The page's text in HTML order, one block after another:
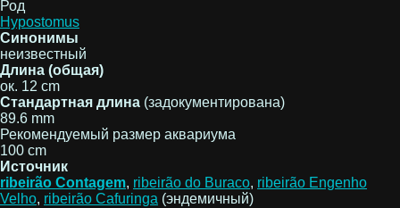
Род
Hypostomus
Синонимы
неизвестный
Длина (общая)
ок. 12 cm
Стандартная длина (задокументирована)
89.6 mm
Рекомендуемый размер аквариума
100 cm
Источник
ribeirão Contagem, ribeirão do Buraco, ribeirão Engenho
Velho, ribeirão Cafuringa (эндемичный)